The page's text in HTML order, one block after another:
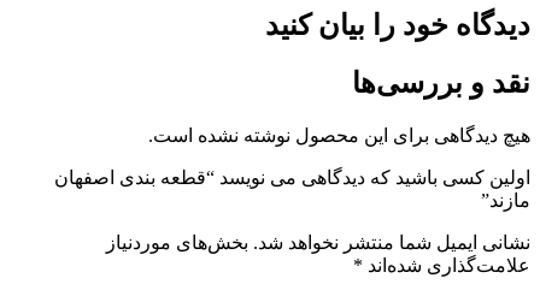
دیدگاه خود را بیان کنید
نقد و بررسی‌ها
هیچ دیدگاهی برای این محصول نوشته نشده است.
اولین کسی باشید که دیدگاهی می نویسد “قطعه بندی اصفهان
مازند”
نشانی ایمیل شما منتشر نخواهد شد. بخش‌های موردنیاز
علامت‌گذاری شده‌اند *